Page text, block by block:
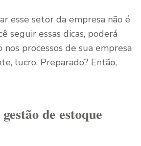
esse setor da empresa não é
seguir essas dicas, poderá
nos processos de sua empresa
lucro. Preparado? Então,
de estoque